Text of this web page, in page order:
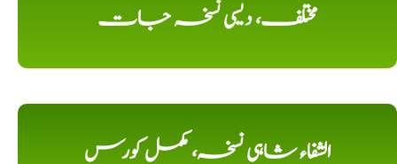
مختلف، دیسی نسخہ جات
الشفاء شاہی نسخہ، مکمل کورس